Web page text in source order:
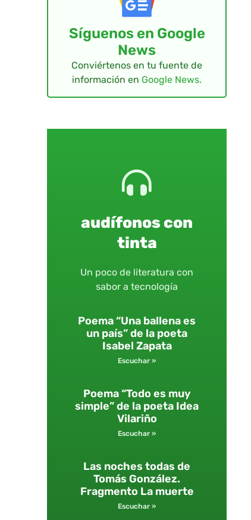
Síguenos en Google
News
Conviértenos en tu fuente de
información en Google News.
audífonos con
tinta
Un poco de literatura con
sabor a tecnología
Poema “Una ballena es
un país” de la poeta
Isabel Zapata
Escuchar »
Poema “Todo es muy
simple” de la poeta Idea
Vilariño
Escuchar »
Las noches todas de
Tomás González.
Fragmento La muerte
Escuchar »